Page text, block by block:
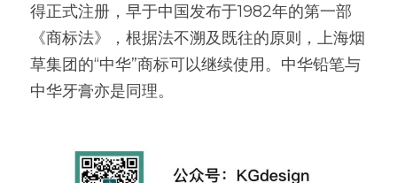
得正式注册，早于中国发布于1982年的第一部
《商标法》，根据法不溯及既往的原则，上海烟
草集团的“中华”商标可以继续使用。中华铅笔与
中华牙膏亦是同理。